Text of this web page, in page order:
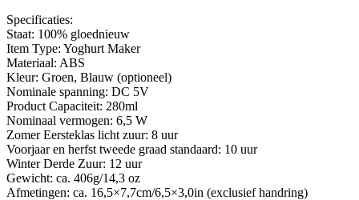
Specificaties:
Staat: 100% gloednieuw
Item Type: Yoghurt Maker
Materiaal: ABS
Kleur: Groen, Blauw (optioneel)
Nominale spanning: DC 5V
Product Capaciteit: 280ml
Nominaal vermogen: 6,5 W
Zomer Eersteklas licht zuur: 8 uur
Voorjaar en herfst tweede graad standaard: 10 uur
Winter Derde Zuur: 12 uur
Gewicht: ca. 406g/14,3 oz
Afmetingen: ca. 16,5×7,7cm/6,5×3,0in (exclusief handring)